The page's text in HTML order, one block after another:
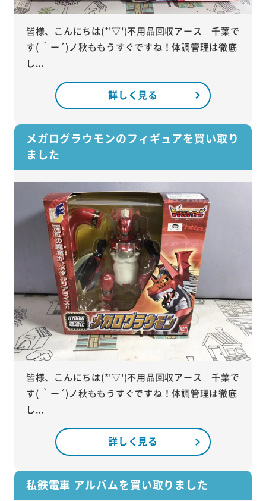
皆様、こんにちは(*'▽')不用品回収アース 千葉で
す( ｀ー´)ノ秋ももうすぐですね！体調管理は徹底
し...
詳しく見る
メガログラウモンのフィギュアを買い取り
ました
皆様、こんにちは(*'▽')不用品回収アース 千葉で
す( ｀ー´)ノ秋ももうすぐですね！体調管理は徹底
し...
詳しく見る
私鉄電車 アルバムを買い取りました